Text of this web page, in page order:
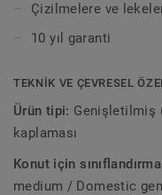
Çizilmelere ve
10 yıl garanti
TEKNIK VE ÇEVRESEL
Ürün tipi: Genişletilmiş
kaplaması
Konut için
medium / Domestic